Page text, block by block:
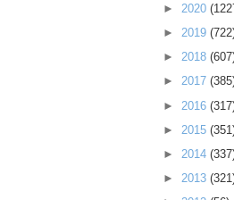
► 2020
► 2019
► 2018
► 2017
► 2016
► 2015
► 2014
► 2013